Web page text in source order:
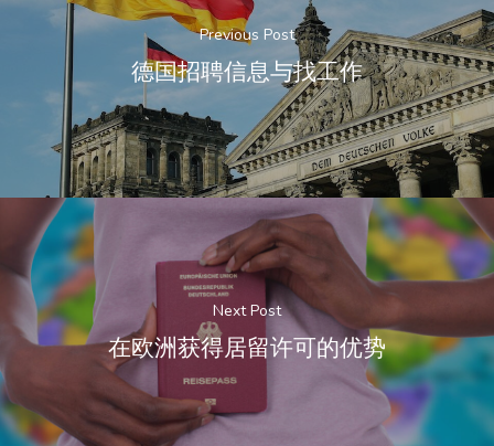
Previous Post
德国招聘信息与找工作
Next Post
在欧洲获得居留许可的优势